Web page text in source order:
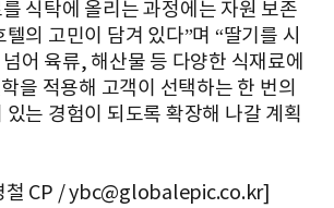
식탁에 올리는 과정에는 자원 보존
의 고민이 담겨 있다”며 “딸기를 시
어 육류, 해산물 등 다양한 식재료에
을 적용해 고객이 선택하는 한 번의
있는 경험이 되도록 확장해 나갈 계획
철 CP / ybc@globalepic.co.kr]